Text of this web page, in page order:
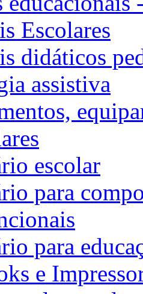
Escolares
didáticos
assistiva
escolar
para
para
e